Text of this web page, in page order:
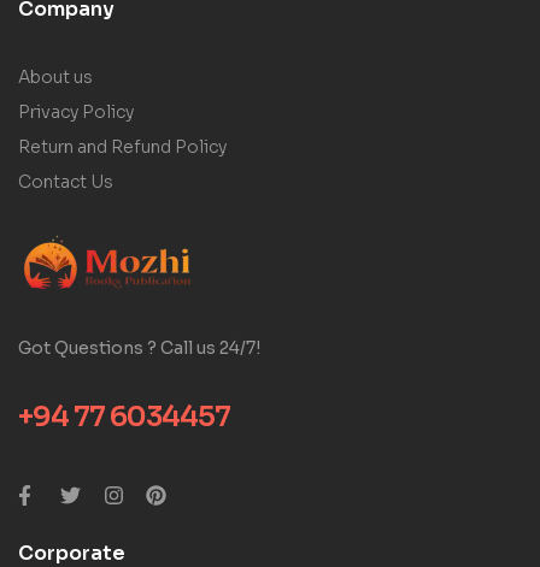
Company
About us
Privacy Policy
Return and Refund Policy
Contact Us
Got Questions ? Call us 24/7!
+94 77 6034457
Corporate